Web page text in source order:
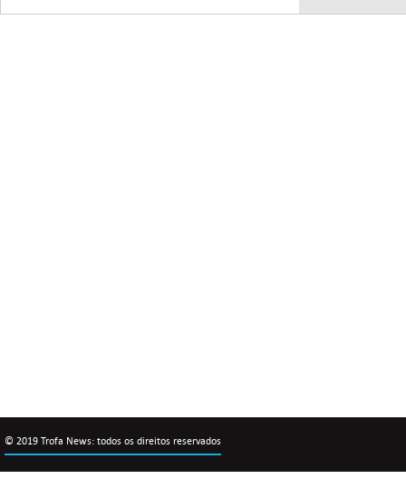
© 2019 Trofa News: todos os direitos reservados